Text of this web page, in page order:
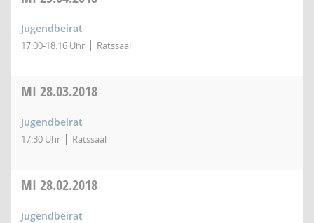
Jugendbeirat
17:00-18:16 Uhr Ratssaal
MI 28.03.2018
Jugendbeirat
17:30 Uhr Ratssaal
MI 28.02.2018
Jugendbeirat